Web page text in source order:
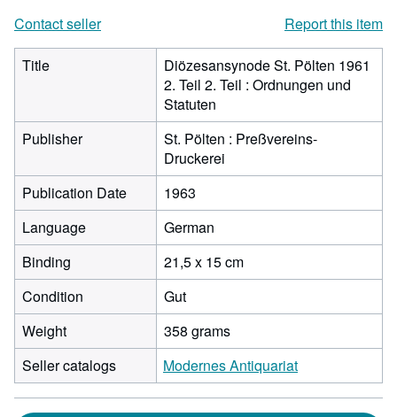
Contact seller
Report this item
Title
Diözesansynode St. Pölten 1961
2. Teil 2. Teil : Ordnungen und
Statuten
Publisher
St. Pölten : Preßvereins-
Druckerei
Publication Date
1963
Language
German
Binding
21,5 x 15 cm
Condition
Gut
Weight
358 grams
Seller catalogs
Modernes Antiquariat